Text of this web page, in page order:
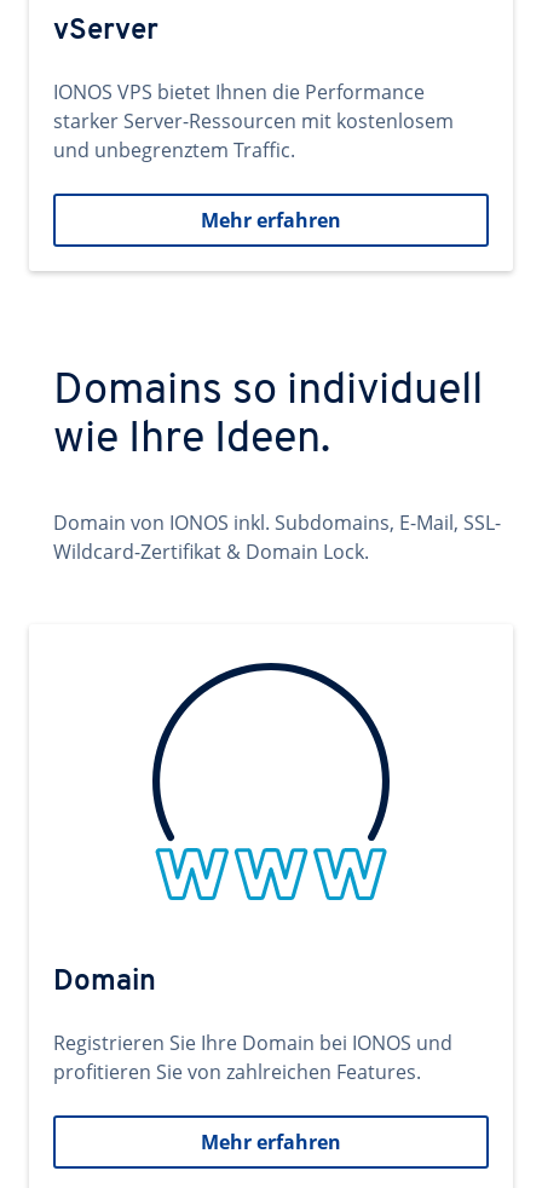
vServer
IONOS VPS bietet Ihnen die Performance
starker Server-Ressourcen mit kostenlosem
und unbegrenztem Traffic.
Mehr erfahren
Domains so individuell
wie Ihre Ideen.
Domain von IONOS inkl. Subdomains, E-Mail, SSL-
Wildcard-Zertifikat & Domain Lock.
Domain
Registrieren Sie Ihre Domain bei IONOS und
profitieren Sie von zahlreichen Features.
Mehr erfahren